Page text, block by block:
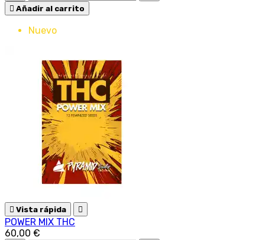
 Añadir al carrito
Nuevo
 Vista rápida 
POWER MIX THC
60,00 €